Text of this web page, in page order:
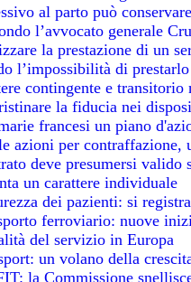
al parto può
l’avvocato generale
la prestazione di un
l’impossibilità di
contingente e
la fiducia nei
francesi un piano
azioni per
deve presumersi
un carattere individuale
dei pazienti: si
ferroviario: nuove
del servizio in Europa
un volano della
la Commissione